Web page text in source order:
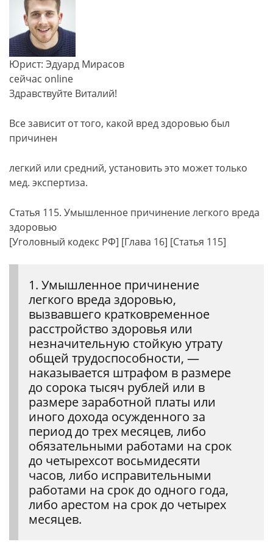
Юрист: Эдуард Мирасов
сейчас online
Здравствуйте Виталий!
Все зависит от того, какой вред здоровью был
причинен
легкий или средний, установить это может только
мед. экспертиза.
Статья 115. Умышленное причинение легкого вреда
здоровью
[Уголовный кодекс РФ] [Глава 16] [Статья 115]
1. Умышленное причинение
легкого вреда здоровью,
вызвавшего кратковременное
расстройство здоровья или
незначительную стойкую утрату
общей трудоспособности, —
наказывается штрафом в размере
до сорока тысяч рублей или в
размере заработной платы или
иного дохода осужденного за
период до трех месяцев, либо
обязательными работами на срок
до четырехсот восьмидесяти
часов, либо исправительными
работами на срок до одного года,
либо арестом на срок до четырех
месяцев.